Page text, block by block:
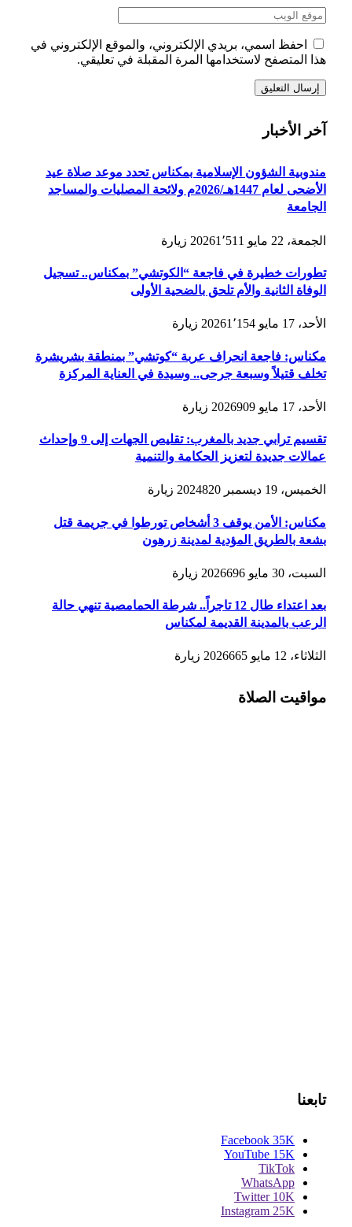
احفظ اسمي، بريدي الإلكتروني، والموقع الإلكتروني في
هذا المتصفح لاستخدامها المرة المقبلة في تعليقي.
آخر الأخبار
مندوبية الشؤون الإسلامية بمكناس تحدد موعد صلاة عيد
الأضحى لعام 1447هـ/2026م ولائحة المصليات والمساجد
الجامعة
الجمعة، 22 مايو 2026 1٬511 زيارة
تطورات خطيرة في فاجعة “الكوتشي” بمكناس.. تسجيل
الوفاة الثانية والأم تلحق بالضحية الأولى
الأحد، 17 مايو 2026 1٬154 زيارة
مكناس: فاجعة انحراف عربة “كوتشي” بمنطقة بشريشرة
تخلف قتيلاً وسبعة جرحى.. وسيدة في العناية المركزة
الأحد، 17 مايو 2026 909 زيارة
تقسيم ترابي جديد بالمغرب: تقليص الجهات إلى 9 وإحداث
عمالات جديدة لتعزيز الحكامة والتنمية
الخميس، 19 ديسمبر 2024 820 زيارة
مكناس: الأمن يوقف 3 أشخاص تورطوا في جريمة قتل
بشعة بالطريق المؤدية لمدينة زرهون
السبت، 30 مايو 2026 696 زيارة
بعد اعتداء طال 12 تاجراً.. شرطة الحمامصية تنهي حالة
الرعب بالمدينة القديمة لمكناس
الثلاثاء، 12 مايو 2026 665 زيارة
مواقيت الصلاة
تابعنا
Facebook 35K
YouTube 15K
TikTok
WhatsApp
Twitter 10K
Instagram 25K